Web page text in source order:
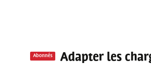
Abonnés
Adapter les